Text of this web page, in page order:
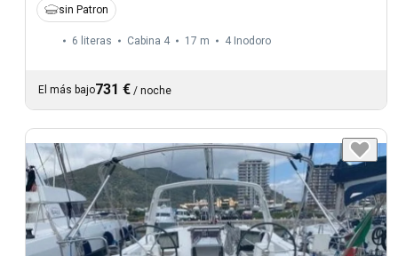
sin Patron
6 literas Cabina 4 17 m 4 Inodoro
El más bajo731 € / noche